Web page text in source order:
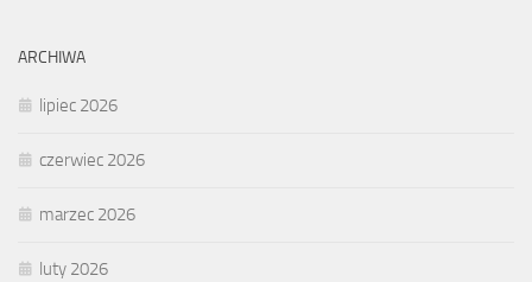
ARCHIWA
lipiec 2026
czerwiec 2026
marzec 2026
luty 2026